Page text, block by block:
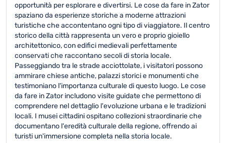
opportunità per esplorare e divertirsi. Le cose da fare in Zator
spaziano da esperienze storiche a moderne attrazioni
turistiche che accontentano ogni tipo di viaggiatore. Il centro
storico della città rappresenta un vero e proprio gioiello
architettonico, con edifici medievali perfettamente
conservati che raccontano secoli di storia locale.
Passeggiando tra le strade acciottolate, i visitatori possono
ammirare chiese antiche, palazzi storici e monumenti che
testimoniano l'importanza culturale di questo luogo. Le cose
da fare in Zator includono visite guidate che permettono di
comprendere nel dettaglio l'evoluzione urbana e le tradizioni
locali. I musei cittadini ospitano collezioni straordinarie che
documentano l'eredità culturale della regione, offrendo ai
turisti un'immersione completa nella storia locale.